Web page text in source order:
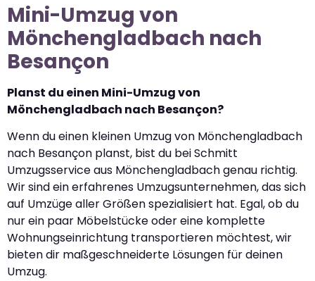
Mini-Umzug von
Mönchengladbach nach
Besançon
Planst du einen Mini-Umzug von
Mönchengladbach nach Besançon?
Wenn du einen kleinen Umzug von Mönchengladbach
nach Besançon planst, bist du bei Schmitt
Umzugsservice aus Mönchengladbach genau richtig.
Wir sind ein erfahrenes Umzugsunternehmen, das sich
auf Umzüge aller Größen spezialisiert hat. Egal, ob du
nur ein paar Möbelstücke oder eine komplette
Wohnungseinrichtung transportieren möchtest, wir
bieten dir maßgeschneiderte Lösungen für deinen
Umzug.